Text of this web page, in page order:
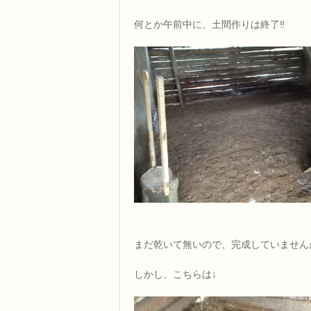
何とか午前中に、土間作りは終了‼
まだ乾いて無いので、完成していませ
しかし、こちらは↓